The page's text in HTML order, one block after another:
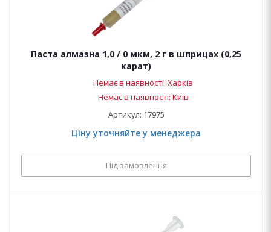
Паста алмазна 1,0 / 0 мкм, 2 г в шприцах (0,25
карат)
Немає в наявності: Харків
Немає в наявності: Київ
Артикул: 17975
Ціну уточняйте у менеджера
Під замовлення